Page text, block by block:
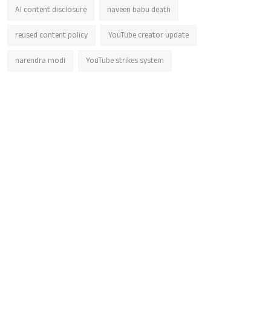
AI content disclosure naveen babu death
reused content policy YouTube creator update
narendra modi YouTube strikes system